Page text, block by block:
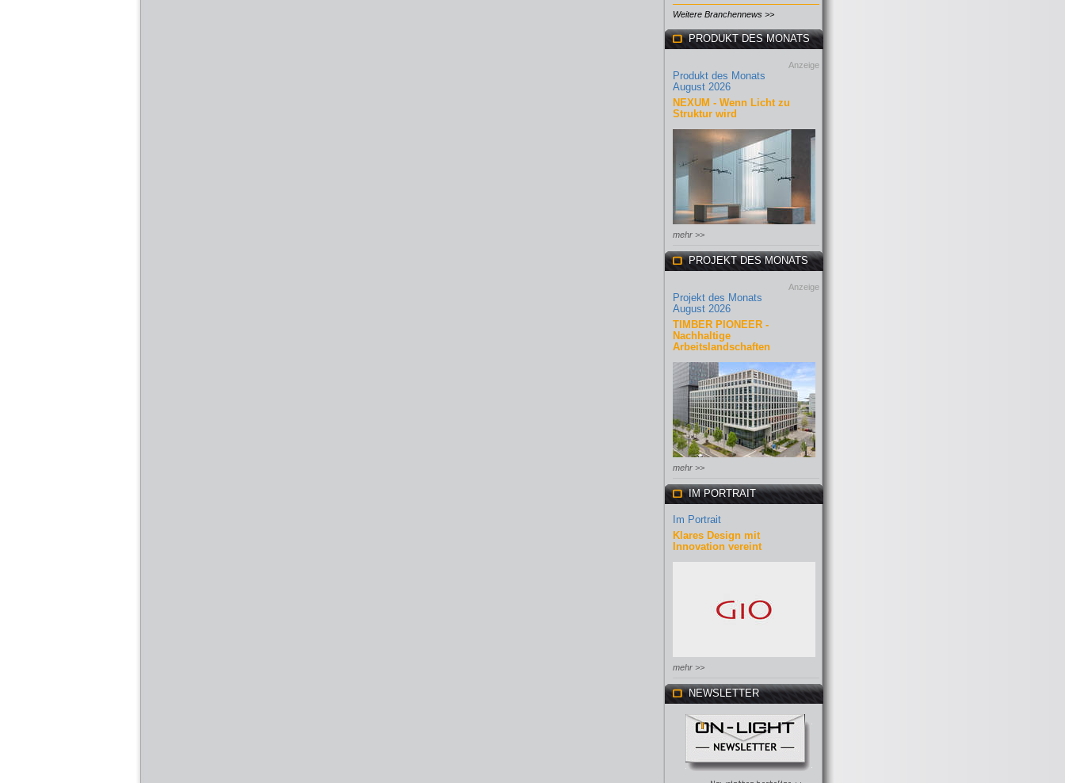
Weitere Branchennews >>
PRODUKT DES MONATS
Anzeige
Produkt des Monats
August 2026
NEXUM - Wenn Licht zu
Struktur wird
mehr >>
PROJEKT DES MONATS
Anzeige
Projekt des Monats
August 2026
TIMBER PIONEER -
Nachhaltige
Arbeitslandschaften
mehr >>
IM PORTRAIT
Im Portrait
Klares Design mit
Innovation vereint
mehr >>
NEWSLETTER